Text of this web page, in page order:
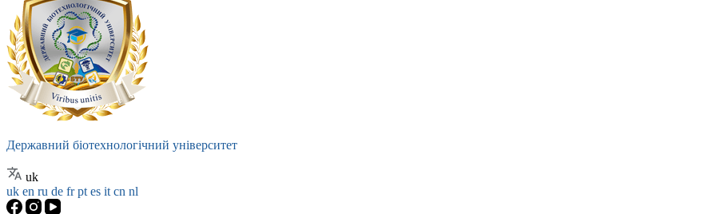
Державний біотехнологічний університет
uk
uk en ru de frpt es it cn nl